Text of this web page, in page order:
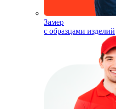
Замер
с образцами изделий